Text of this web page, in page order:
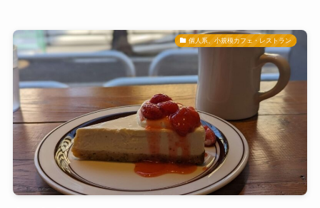
個人系、小規模カフェ・レストラン